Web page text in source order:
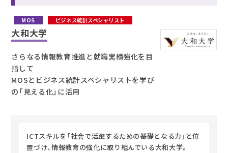
MOS ビジネス統計スペシャリスト
大和大学
さらなる情報教育推進と就職実績強化を目
指して
MOSとビジネス統計スペシャリストを学び
の「見える化」に活用
ICTスキルを「社会で活躍するための基礎となる力」と位
置づけ、情報教育の強化に取り組んでいる大和大学。